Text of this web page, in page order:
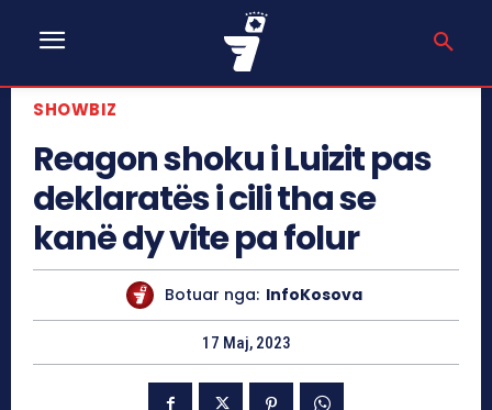
SHOWBIZ
Reagon shoku i Luizit pas
deklaratës i cili tha se
kanë dy vite pa folur
Botuar nga: InfoKosova
17 Maj, 2023